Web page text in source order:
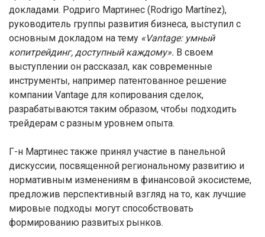
докладами. Родриго Мартинес (Rodrigo Martínez),
руководитель группы развития бизнеса, выступил с
основным докладом на тему «Vantage: умный
копитрейдинг, доступный каждому». В своем
выступлении он рассказал, как современные
инструменты, например патентованное решение
компании Vantage для копирования сделок,
разрабатываются таким образом, чтобы подходить
трейдерам с разным уровнем опыта.
Г-н Мартинес также принял участие в панельной
дискуссии, посвященной региональному развитию и
нормативным изменениям в финансовой экосистеме,
предложив перспективный взгляд на то, как лучшие
мировые подходы могут способствовать
формированию развитых рынков.